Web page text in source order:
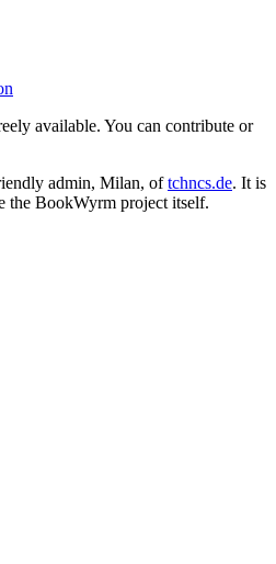
available. You can contribute or
admin, Milan, oftchncs.de. It is
the BookWyrm project itself.